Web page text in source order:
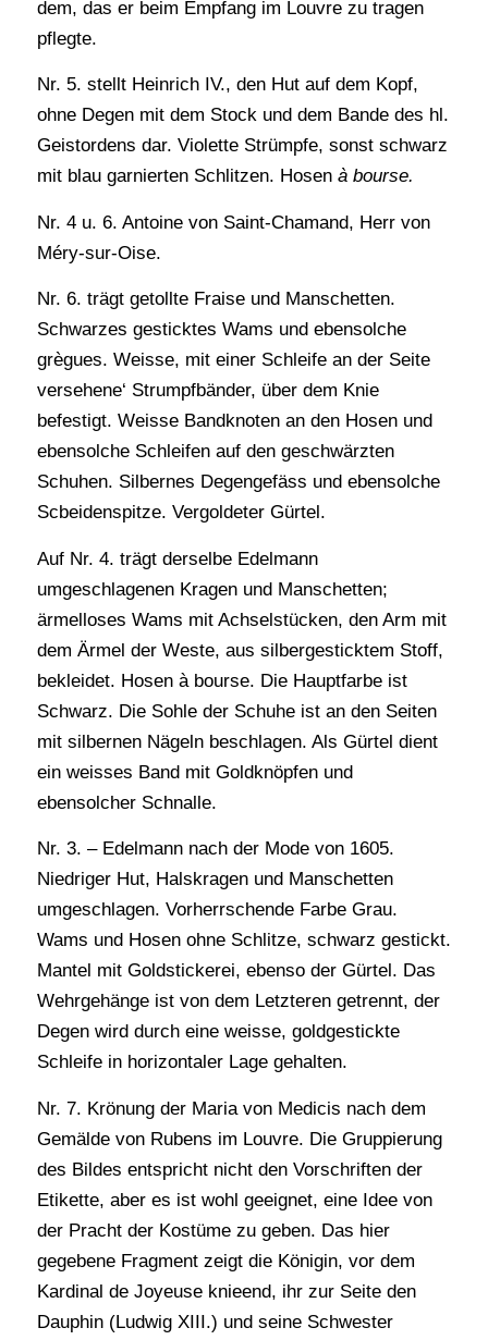
dem, das er beim Empfang im Louvre zu tragen
pflegte.
Nr. 5. stellt Heinrich IV., den Hut auf dem Kopf,
ohne Degen mit dem Stock und dem Bande des hl.
Geistordens dar. Violette Strümpfe, sonst schwarz
mit blau garnierten Schlitzen. Hosen à bourse.
Nr. 4 u. 6. Antoine von Saint-Chamand, Herr von
Méry-sur-Oise.
Nr. 6. trägt getollte Fraise und Manschetten.
Schwarzes gesticktes Wams und ebensolche
grègues. Weisse, mit einer Schleife an der Seite
versehene‘ Strumpfbänder, über dem Knie
befestigt. Weisse Bandknoten an den Hosen und
ebensolche Schleifen auf den geschwärzten
Schuhen. Silbernes Degengefäss und ebensolche
Scbeidenspitze. Vergoldeter Gürtel.
Auf Nr. 4. trägt derselbe Edelmann
umgeschlagenen Kragen und Manschetten;
ärmelloses Wams mit Achselstücken, den Arm mit
dem Ärmel der Weste, aus silbergesticktem Stoff,
bekleidet. Hosen à bourse. Die Hauptfarbe ist
Schwarz. Die Sohle der Schuhe ist an den Seiten
mit silbernen Nägeln beschlagen. Als Gürtel dient
ein weisses Band mit Goldknöpfen und
ebensolcher Schnalle.
Nr. 3. – Edelmann nach der Mode von 1605.
Niedriger Hut, Halskragen und Manschetten
umgeschlagen. Vorherrschende Farbe Grau.
Wams und Hosen ohne Schlitze, schwarz gestickt.
Mantel mit Goldstickerei, ebenso der Gürtel. Das
Wehrgehänge ist von dem Letzteren getrennt, der
Degen wird durch eine weisse, goldgestickte
Schleife in horizontaler Lage gehalten.
Nr. 7. Krönung der Maria von Medicis nach dem
Gemälde von Rubens im Louvre. Die Gruppierung
des Bildes entspricht nicht den Vorschriften der
Etikette, aber es ist wohl geeignet, eine Idee von
der Pracht der Kostüme zu geben. Das hier
gegebene Fragment zeigt die Königin, vor dem
Kardinal de Joyeuse knieend, ihr zur Seite den
Dauphin (Ludwig XIII.) und seine Schwester